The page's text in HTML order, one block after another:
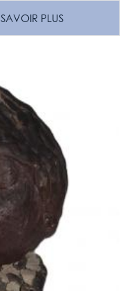
EN SAVOIR PLUS